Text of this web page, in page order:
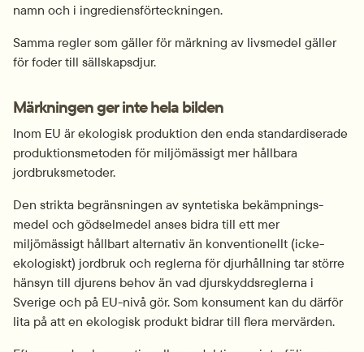
namn och i ingrediens­förteckningen.
Samma regler som gäller för märkning av livsmedel gäller
för foder till sällskapsdjur.
Märkningen ger inte hela bilden
Inom EU är ekologisk produktion den enda standardiserade
produktionsmetoden för miljömässigt mer hållbara
jordbruksmetoder.
Den strikta begränsningen av syntetiska bekämpnings­
medel och gödsel­medel anses bidra till ett mer
miljömässigt hållbart alternativ än konventionellt (icke-
ekologiskt) jordbruk och reglerna för djurhållning tar större
hänsyn till djurens behov än vad djurskydds­reglerna i
Sverige och på EU-nivå gör. Som konsument kan du därför
lita på att en ekologisk produkt bidrar till flera mervärden.